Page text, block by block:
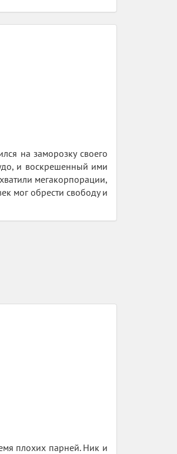
на заморозку своего
и воскрешенный ими
мегакорпорации,
мог обрести свободу и
плохих парней. Ник и